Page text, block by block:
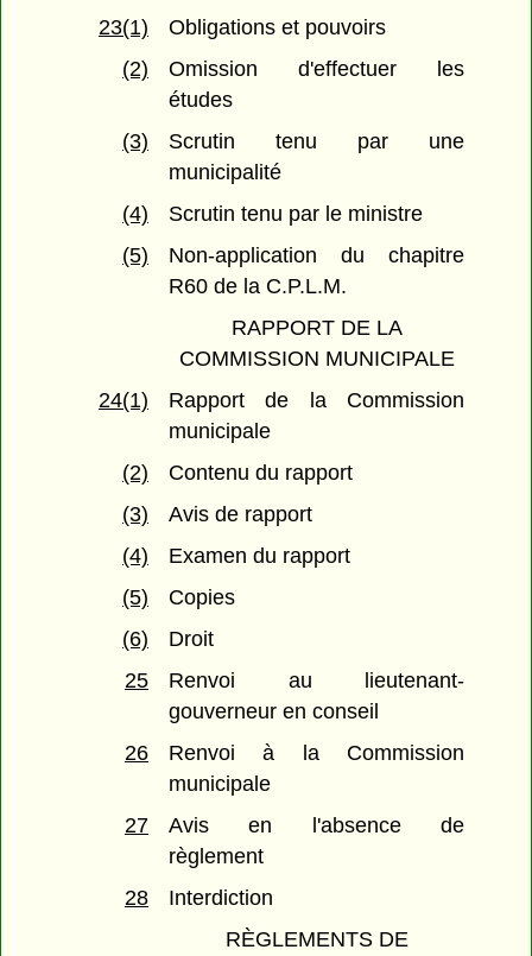
23(1)
Obligations et pouvoirs
(2)
Omission d'effectuer les
études
(3)
Scrutin tenu par une
municipalité
(4)
Scrutin tenu par le ministre
(5)
Non-application du chapitre
R60 de la C.P.L.M.
RAPPORT DE LA
COMMISSION MUNICIPALE
24(1)
Rapport de la Commission
municipale
(2)
Contenu du rapport
(3)
Avis de rapport
(4)
Examen du rapport
(5)
Copies
(6)
Droit
25
Renvoi au lieutenant-
gouverneur en conseil
26
Renvoi à la Commission
municipale
27
Avis en l'absence de
règlement
28
Interdiction
RÈGLEMENTS DE